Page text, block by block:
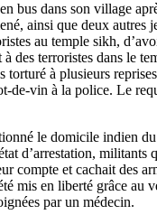
bus dans son village
ainsi que deux
au temple sikh,
à des terroristes dans le
torturé à plusieurs
vin à la police. Le
le domicile indien
d’arrestation,
compte et cachait des
mis en liberté grâce au
par un médecin.